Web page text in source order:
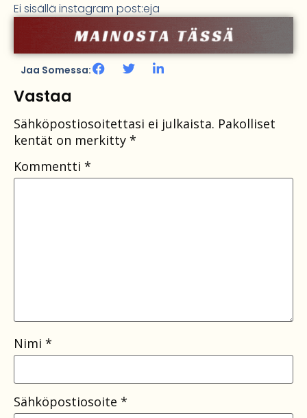
Ei sisällä instagram post:eja
Jaa Somessa:
Vastaa
Sähköpostiosoitettasi ei julkaista. Pakolliset
kentät on merkitty *
Kommentti *
Nimi *
Sähköpostiosoite *